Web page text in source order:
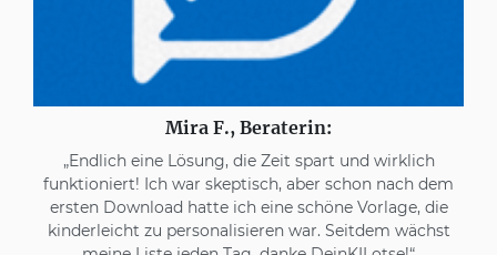
Mira F., Beraterin:
„Endlich eine Lösung, die Zeit spart und wirklich
funktioniert! Ich war skeptisch, aber schon nach dem
ersten Download hatte ich eine schöne Vorlage, die
kinderleicht zu personalisieren war. Seitdem wächst